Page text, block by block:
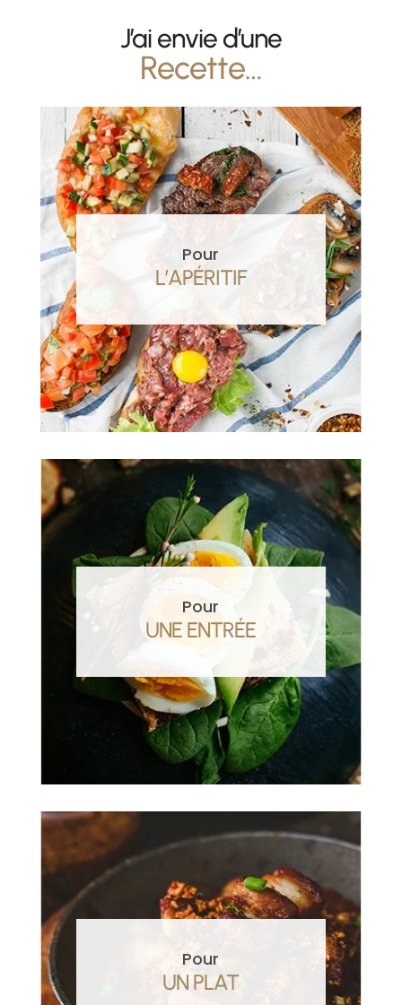
J’ai envie d’une
Recette…
Pour
L’APÉRITIF
Pour
UNE ENTRÉE
Pour
UN PLAT